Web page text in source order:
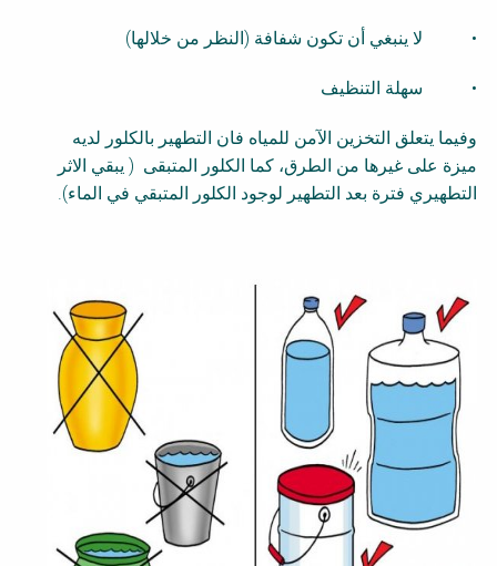
• لا ينبغي أن تكون شفافة (النظر من خلالها)
• سهلة التنظيف
وفيما يتعلق التخزين الآمن للمياه فان التطهير بالكلور لديه
ميزة على غيرها من الطرق، كما الكلور المتبقى ( يبقي الاثر
التطهيري فترة بعد التطهير لوجود الكلور المتبقي في الماء).